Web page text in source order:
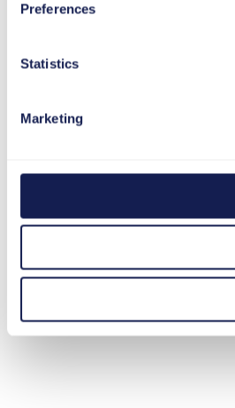
Preferences
Statistics
Marketing